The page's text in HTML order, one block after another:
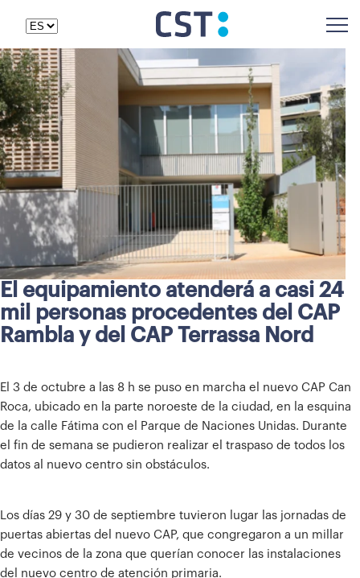
El equipamiento atenderá a casi 24
mil personas procedentes del CAP
Rambla y del CAP Terrassa Nord
El 3 de octubre a las 8 h se puso en marcha el nuevo CAP Can
Roca, ubicado en la parte noroeste de la ciudad, en la esquina
de la calle Fátima con el Parque de Naciones Unidas. Durante
el fin de semana se pudieron realizar el traspaso de todos los
datos al nuevo centro sin obstáculos.
Los días 29 y 30 de septiembre tuvieron lugar las jornadas de
puertas abiertas del nuevo CAP, que congregaron a un millar
de vecinos de la zona que querían conocer las instalaciones
del nuevo centro de atención primaria.